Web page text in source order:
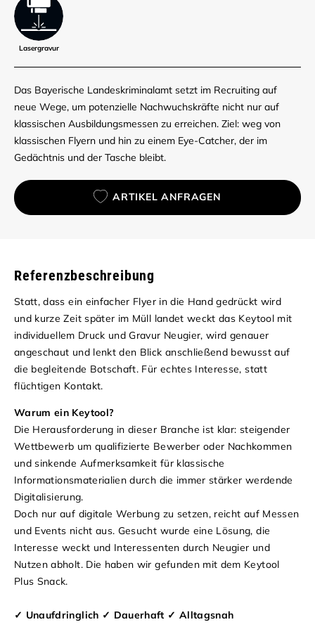
Lasergravur
Das Bayerische Landeskriminalamt setzt im Recruiting auf
neue Wege, um potenzielle Nachwuchskräfte nicht nur auf
klassischen Ausbildungsmessen zu erreichen. Ziel: weg von
klassischen Flyern und hin zu einem Eye-Catcher, der im
Gedächtnis und der Tasche bleibt.
ARTIKEL ANFRAGEN
Referenzbeschreibung
Statt, dass ein einfacher Flyer in die Hand gedrückt wird
und kurze Zeit später im Müll landet weckt das Keytool mit
individuellem Druck und Gravur Neugier, wird genauer
angeschaut und lenkt den Blick anschließend bewusst auf
die begleitende Botschaft. Für echtes Interesse, statt
flüchtigen Kontakt.
Warum ein Keytool?
Die Herausforderung in dieser Branche ist klar: steigender
Wettbewerb um qualifizierte Bewerber oder Nachkommen
und sinkende Aufmerksamkeit für klassische
Informationsmaterialien durch die immer stärker werdende
Digitalisierung.
Doch nur auf digitale Werbung zu setzen, reicht auf Messen
und Events nicht aus. Gesucht wurde eine Lösung, die
Interesse weckt und Interessenten durch Neugier und
Nutzen abholt. Die haben wir gefunden mit dem Keytool
Plus Snack.
✓ Unaufdringlich ✓ Dauerhaft ✓ Alltagsnah